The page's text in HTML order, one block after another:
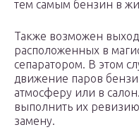
тем самым бензин в
Также возможен
расположенных в
сепаратором. В этом
движение паров
атмосферу или в
выполнить их
замену.